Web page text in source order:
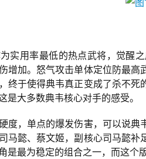
实用率最低的热点武将，觉醒
增加。怒气攻击单体定位防最
终于使得典韦真正变成了杀不
是大多数典韦核心对手的感受。
度，单点的爆发伤害，可以说
马懿、蔡文姬，副核心司马懿补
是最为稳定的组合之一，而这个